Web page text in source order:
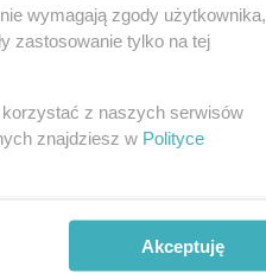
wymagają zgody użytkownika,
zastosowanie tylko na tej
z naszych serwisów
znajdziesz w Polityce
Akceptuję